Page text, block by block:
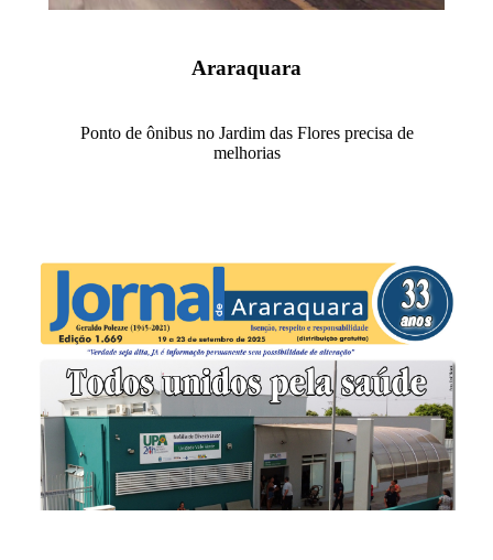
Araraquara
Ponto de ônibus no Jardim das Flores precisa de
melhorias